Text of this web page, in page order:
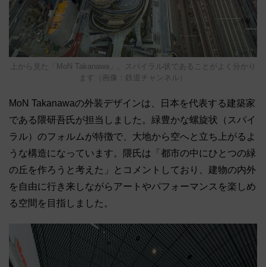
上から見た「MoN Takanawa」。スパイラル状であることがよく分かり
ます（画像：鉄道チャンネル）
MoN Takanawaの外装デザインは、日本を代表する建築家
である隈研吾氏が担当しました。緑豊かな螺旋状（スパイ
ラル）のフォルムが特徴で、大地から空へと立ち上がるよ
うな構造になっています。隈氏は「都市の中にひとつの緑
の丘を作ろうと考えた」とコメントしており、建物の内外
を自由に行き来しながらアートやパフォーマンスを楽しめ
る空間を目指しました。